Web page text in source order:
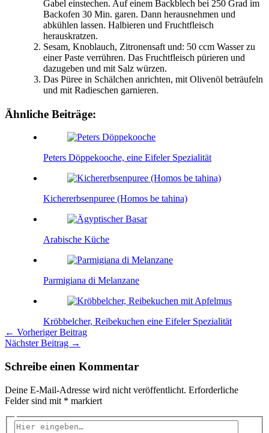
Gabel einstechen. Auf einem Backblech bei 250 Grad im
Backofen 30 Min. garen. Dann herausnehmen und
abkühlen lassen. Halbieren und Fruchtfleisch
herauskratzen.
Sesam, Knoblauch, Zitronensaft und: 50 ccm Wasser zu
einer Paste verrühren. Das Fruchtfleisch pürieren und
dazugeben und mit Salz würzen.
Das Püree in Schälchen anrichten, mit Olivenöl beträufeln
und mit Radieschen garnieren.
Ähnliche Beiträge:
Peters Döppekooche, eine Eifeler Spezialität
Kichererbsenpuree (Homos be tahina)
Arabische Küche
Parmigiana di Melanzane
Kröbbelcher, Reibekuchen eine Eifeler Spezialität
← Vorheriger Beitrag
Nächster Beitrag →
Schreibe einen Kommentar
Deine E-Mail-Adresse wird nicht veröffentlicht. Erforderliche
Felder sind mit * markiert
Hier